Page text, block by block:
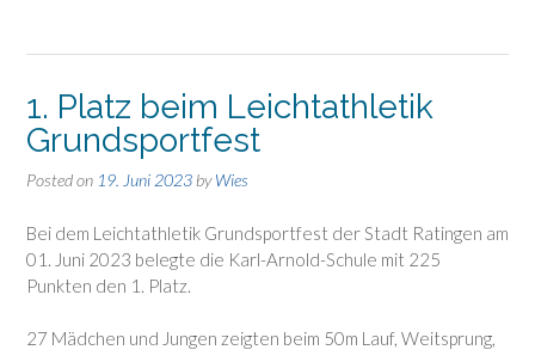
1. Platz beim Leichtathletik
Grundsportfest
Posted on 19. Juni 2023 byWies
Bei dem Leichtathletik Grundsportfest der Stadt Ratingen am
01. Juni 2023 belegte die Karl-Arnold-Schule mit 225
Punkten den 1. Platz.
27 Mädchen und Jungen zeigten beim 50m Lauf, Weitsprung,